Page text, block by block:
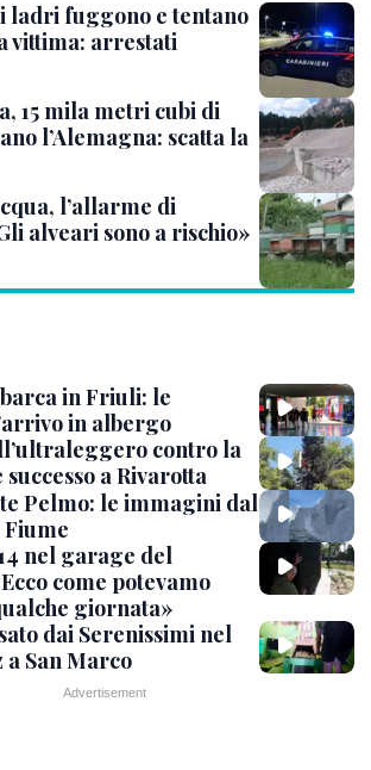
ladri fuggono e tentano
vittima: arrestati
15 mila metri cubi di
l’Alemagna: scatta la
l’allarme di
alveari sono a rischio»
in Friuli: le
in albergo
contro la
a Rivarotta
Pelmo: le immagini dal
nel garage del
come potevamo
giornata»
dai Serenissimi nel
a San Marco